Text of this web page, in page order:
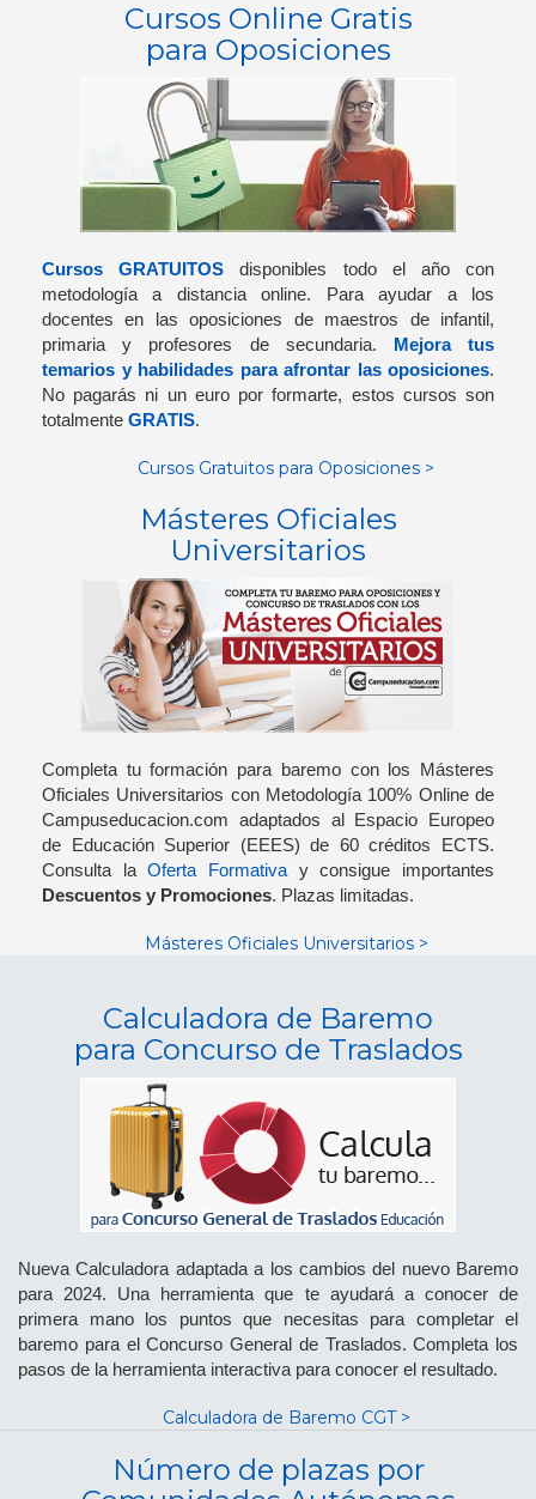
Cursos Online Gratis
para Oposiciones
Cursos GRATUITOS disponibles todo el año con
metodología a distancia online. Para ayudar a los
docentes en las oposiciones de maestros de infantil,
primaria y profesores de secundaria. Mejora tus
temarios y habilidades para afrontar las oposiciones.
No pagarás ni un euro por formarte, estos cursos son
totalmente GRATIS.
Cursos Gratuitos para Oposiciones >
Másteres Oficiales
Universitarios
Completa tu formación para baremo con los Másteres
Oficiales Universitarios con Metodología 100% Online de
Campuseducacion.com adaptados al Espacio Europeo
de Educación Superior (EEES) de 60 créditos ECTS.
Consulta laOferta Formativa y consigue importantes
Descuentos y Promociones. Plazas limitadas.
Másteres Oficiales Universitarios >
Calculadora de Baremo
para Concurso de Traslados
Nueva Calculadora adaptada a los cambios del nuevo Baremo
para 2024. Una herramienta que te ayudará a conocer de
primera mano los puntos que necesitas para completar el
baremo para el Concurso General de Traslados. Completa los
pasos de la herramienta interactiva para conocer el resultado.
Calculadora de Baremo CGT >
Número de plazas por